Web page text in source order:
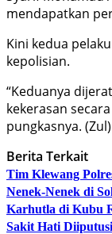
mendapatkan
Kini kedua
kepolisian.
“Keduanya
kekerasan
pungkasnya. (Zul)
Berita Terkait
Tim Klewang
Nenek-Nenek di
Karhutla di Kubu
Sakit Hati